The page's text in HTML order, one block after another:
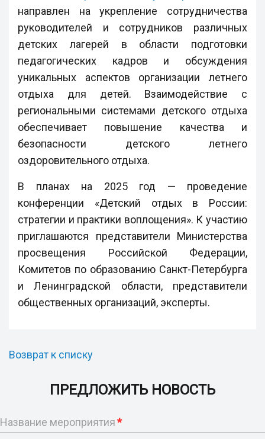
направлен на укрепление сотрудничества
руководителей и сотрудников различных
детских лагерей в области подготовки
педагогических кадров и обсуждения
уникальных аспектов организации летнего
отдыха для детей. Взаимодействие с
региональными системами детского отдыха
обеспечивает повышение качества и
безопасности детского летнего
оздоровительного отдыха.
В планах на 2025 год — проведение
конференции «Детский отдых в России:
стратегии и практики воплощения». К участию
приглашаются представители Министерства
просвещения Российской Федерации,
Комитетов по образованию Санкт-Петербурга
и Ленинградской области, представители
общественных организаций, эксперты.
Возврат к списку
ПРЕДЛОЖИТЬ НОВОСТЬ
Название мероприятия*